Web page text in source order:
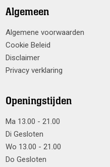
Algemeen
Algemene voorwaarden
Cookie Beleid
Disclaimer
Privacy verklaring
Openingstijden
Ma 13.00 - 21.00
Di Gesloten
Wo 13.00 - 21.00
Do Gesloten